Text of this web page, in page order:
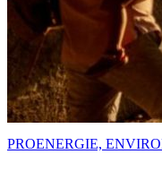
PROENERGIE,